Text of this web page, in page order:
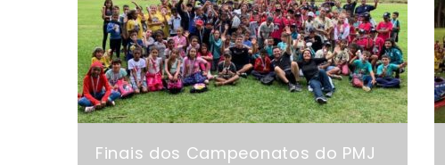
Finais dos Campeonatos do PMJ